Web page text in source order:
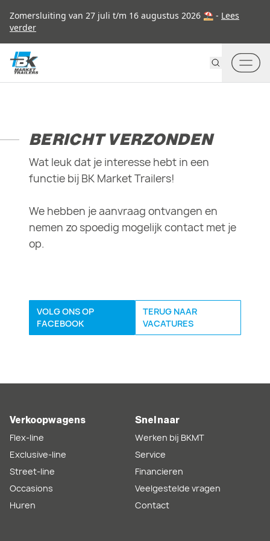
Zomersluiting van 27 juli t/m 16 augustus 2026 ⛱ - Lees
verder
BERICHT VERZONDEN
Wat leuk dat je interesse hebt in een
functie bij BK Market Trailers!
We hebben je aanvraag ontvangen en
nemen zo spoedig mogelijk contact met je
op.
VOLG ONS OP
FACEBOOK
TERUG NAAR
VACATURES
Verkoopwagens
Flex-line
Exclusive-line
Street-line
Occasions
Huren
Snel naar
Werken bij BKMT
Service
Financieren
Veelgestelde vragen
Contact